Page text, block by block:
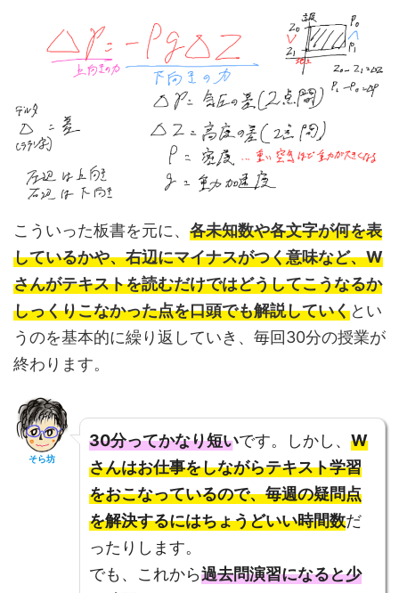
こういった板書を元に、 各未知数や各文字が何を表
しているかや、右辺にマイナスがつく意味など、W
さんがテキストを読むだけではどうしてこうなるか
しっくりこなかった点を口頭でも解説していくとい
うのを基本的に繰り返していき、毎回30分の授業が
終わります。
そら坊
30分ってかなり短いです。しかし、 W
さんはお仕事をしながらテキスト学習
をおこなっているので、毎週の疑問点
を解決するにはちょうどいい時間数だ
ったりします。
でも、これから過去問演習になると少